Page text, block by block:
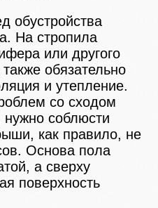
обустройства
На стропила
или другого
обязательно
и утепление.
со сходом
соблюсти
как правило, не
Основа пола
а сверху
поверхность